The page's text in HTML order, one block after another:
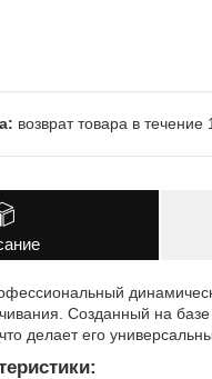
возврат товара в течение
Созданный на
делает его